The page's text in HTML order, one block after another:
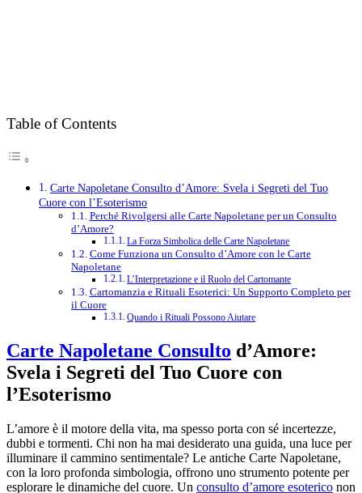
Table of Contents
Carte Napoletane Consulto d’Amore: Svela i Segreti del Tuo
Cuore con l’Esoterismo
Perché Rivolgersi alle Carte Napoletane per un Consulto
d’Amore?
La Forza Simbolica delle Carte Napoletane
Come Funziona un Consulto d’Amore con le Carte
Napoletane
L’Interpretazione e il Ruolo del Cartomante
Cartomanzia e Rituali Esoterici: Un Supporto Completo per
il Cuore
Quando i Rituali Possono Aiutare
Carte Napoletane Consulto d’Amore:
Svela i Segreti del Tuo Cuore con
l’Esoterismo
L’amore è il motore della vita, ma spesso porta con sé incertezze,
dubbi e tormenti. Chi non ha mai desiderato una guida, una luce per
illuminare il cammino sentimentale? Le antiche Carte Napoletane,
con la loro profonda simbologia, offrono uno strumento potente per
esplorare le dinamiche del cuore. Un consulto d’amore esoterico non